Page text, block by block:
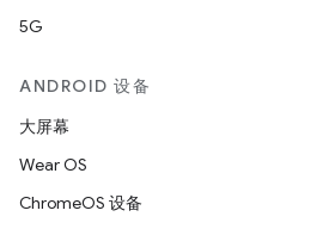
5G
ANDROID 设备
大屏幕
Wear OS
ChromeOS 设备